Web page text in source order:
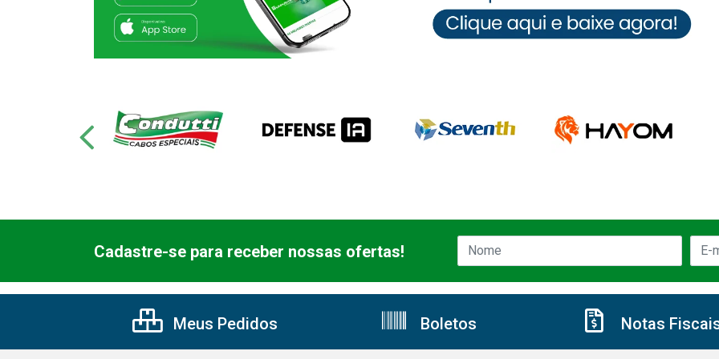
Cadastre-se para receber nossas ofertas!
Meus Pedidos Boletos Notas